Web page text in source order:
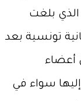
في الوقت الذي بلغت
تونسية بعد
2014)، 35% من أعضاء
سواء في